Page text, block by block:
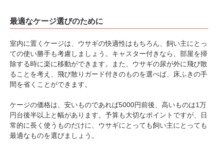
最適なケージ選びのために
室内に置くケージは、ウサギの快適性はもちろん、飼い主にとっ
ての使い勝手も考慮しましょう。キャスター付きなら、部屋を掃
除する時に楽に移動ができます。また、ウサギの尿が外に飛び散
ることを考え、飛び散りガード付きのものを選べば、床ふきの手
間を省くことができます。
ケージの価格は、安いものであれば5000円前後、高いものは1万
円台後半以上と幅があります。予算も大切なポイントですが、日
常的に長く使うものだけに、ウサギにとっても飼い主にとっても
最適なものを選びましょう。
アプリをダウンロードする